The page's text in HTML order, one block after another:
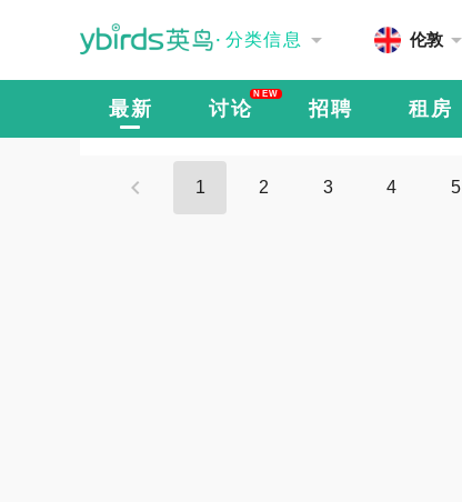
· 分类信息 伦敦
最新
NEW
讨论 招聘 租房
1 2 3 4 5